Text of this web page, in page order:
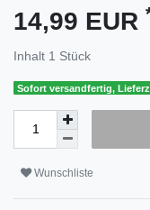
14,99 EUR
Inhalt 1 Stück
Sofort versandfertig,
Wunschliste